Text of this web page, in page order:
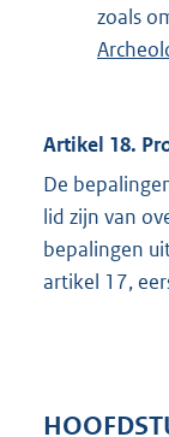
zoals
Artikel 18.
De
lid zijn van
bepalingen
artikel 17,